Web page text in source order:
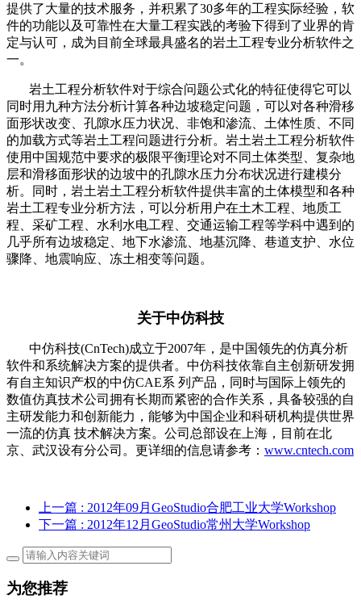
提供了大量的技术服务，并积累了30多年的工程实际经验，软
件的功能以及可靠性在大量工程实践的考验下得到了业界的肯
定与认可，成为目前全球最具盛名的岩土工程专业分析软件之
一。
岩土工程分析软件对于综合问题公式化的特征使得它可以
同时用九种方法分析计算各种边坡稳定问题，可以对各种滑移
面形状改变、孔隙水压力状况、非饱和渗流、土体性质、不同
的加载方式等岩土工程问题进行分析。岩土岩土工程分析软件
使用中国规范中要求的极限平衡理论对不同土体类型、复杂地
层和滑移面形状的边坡中的孔隙水压力分布状况进行建模分
析。同时，岩土岩土工程分析软件提供丰富的土体模型和各种
岩土工程专业分析方法，可以分析用户在土木工程、地质工
程、采矿工程、水利水电工程、交通运输工程等学科中遇到的
几乎所有边坡稳定、地下水渗流、地基沉降、巷道支护、水位
骤降、地震响应、冻土相变等问题。
关于中仿科技
中仿科技(CnTech)成立于2007年，是中国领先的仿真分析
软件和系统解决方案的提供者。中仿科技依靠自主创新研发拥
有自主知识产权的中仿CAE系 列产品，同时与国际上领先的
数值仿真技术公司拥有长期而紧密的合作关系，具备较强的自
主研发能力和创新能力，能够为中国企业和科研机构提供世界
一流的仿真 技术解决方案。公司总部设在上海，目前在北
京、武汉设有分公司。更详细的信息请参考： www.cntech.com
上一篇 : 2012年09月GeoStudio合肥工业大学Workshop
下一篇 : 2012年12月GeoStudio常州大学Workshop
为您推荐